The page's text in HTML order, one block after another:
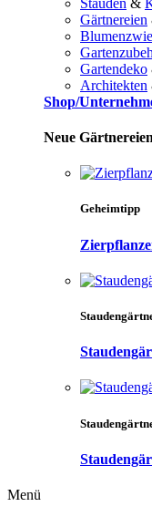
Gärtnereien
Gartendeko
Architekten
Shop/
Neue
Geheimtipp
Menü